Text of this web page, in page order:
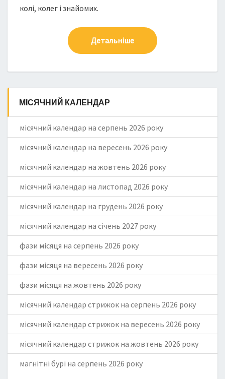
колі, колег і знайомих.
Детальніше
МІСЯЧНИЙ КАЛЕНДАР
місячний календар на серпень 2026 року
місячний календар на вересень 2026 року
місячний календар на жовтень 2026 року
місячний календар на листопад 2026 року
місячний календар на грудень 2026 року
місячний календар на січень 2027 року
фази місяця на серпень 2026 року
фази місяця на вересень 2026 року
фази місяця на жовтень 2026 року
місячний календар стрижок на серпень 2026 року
місячний календар стрижок на вересень 2026 року
місячний календар стрижок на жовтень 2026 року
магнітні бурі на серпень 2026 року